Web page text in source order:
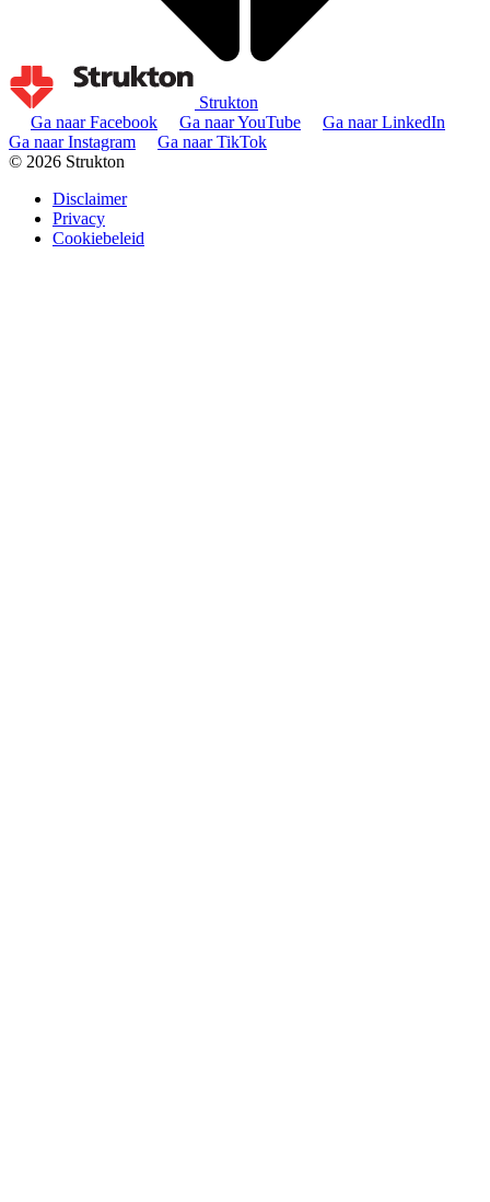
Strukton
Ga naar Facebook
Ga naar YouTube
Ga naar LinkedIn
Ga naar Instagram
Ga naar TikTok
© 2026 Strukton
Disclaimer
Privacy
Cookiebeleid